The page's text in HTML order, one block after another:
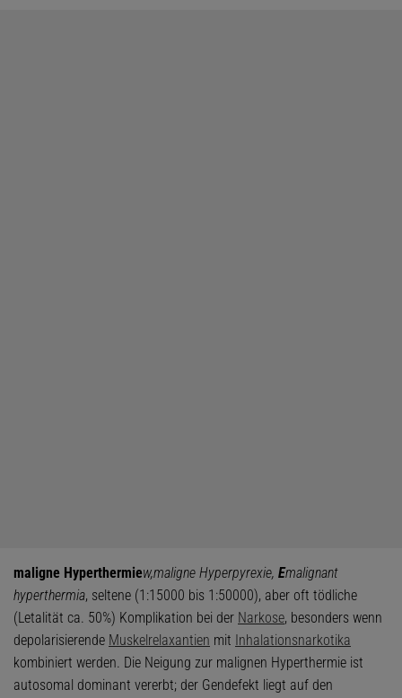
maligne Hyperthermiew,maligne Hyperpyrexie, Emalignant
hyperthermia, seltene (1:15000 bis 1:50000), aber oft tödliche
(Letalität ca. 50%) Komplikation bei der Narkose, besonders wenn
depolarisierende Muskelrelaxantien mit Inhalationsnarkotika
kombiniert werden. Die Neigung zur malignen Hyperthermie ist
autosomal dominant vererbt; der Gendefekt liegt auf den